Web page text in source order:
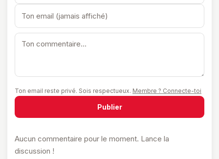
Ton email reste privé. Sois respectueux. Membre ? Connecte-toi
Publier
Aucun commentaire pour le moment. Lance la
discussion !